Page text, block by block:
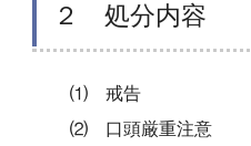
２ 処分内容
⑴ 戒告
⑵ 口頭厳重注意